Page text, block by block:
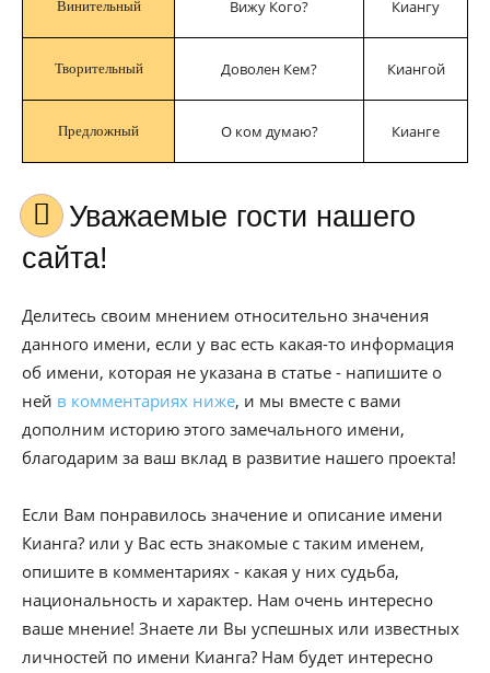
Винительный Вижу Кого? Киангу
Творительный Доволен Кем? Киангой
Предложный О ком думаю? Кианге
Уважаемые гости нашего
сайта!
Делитесь своим мнением относительно значения
данного имени, если у вас есть какая-то информация
об имени, которая не указана в статье - напишите о
ней в комментариях ниже, и мы вместе с вами
дополним историю этого замечального имени,
благодарим за ваш вклад в развитие нашего проекта!
Если Вам понравилось значение и описание имени
Кианга? или у Вас есть знакомые с таким именем,
опишите в комментариях - какая у них судьба,
национальность и характер. Нам очень интересно
ваше мнение! Знаете ли Вы успешных или известных
личностей по имени Кианга? Нам будет интересно